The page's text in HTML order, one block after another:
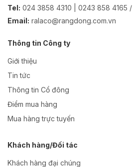
Tel: 024 3858 4310 | 0243 858 4165 /
Email: ralaco@rangdong.com.vn
Thông tin Công ty
Giới thiệu
Tin tức
Thông tin Cổ đông
Điểm mua hàng
Mua hàng trực tuyến
Khách hàng/Đối tác
Khách hàng đại chúng